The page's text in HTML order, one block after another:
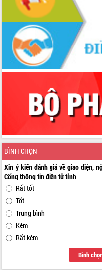
BÌNH CHỌN
Xin ý kiến đánh giá về giao diện,
Cổng thông tin điện tử tỉnh
Rất tốt
Tốt
Trung bình
Kém
Rất kém
Bình chọn